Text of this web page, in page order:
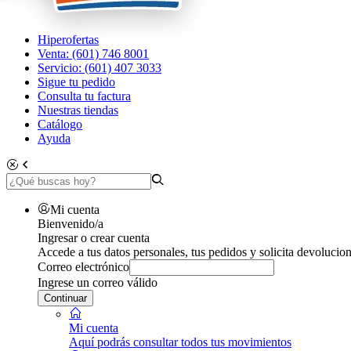
Hiperofertas
Venta: (601) 746 8001
Servicio: (601) 407 3033
Sigue tu pedido
Consulta tu factura
Nuestras tiendas
Catálogo
Ayuda
Mi cuenta
Bienvenido/a
Ingresar o crear cuenta
Accede a tus datos personales, tus pedidos y solicita
Correo electrónico
Ingrese un correo válido
Continuar
Mi cuenta
Aquí podrás consultar todos tus movimientos